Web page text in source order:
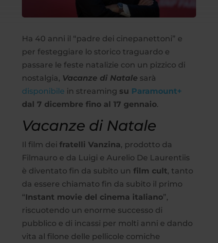
Ha 40 anni il “padre dei cinepanettoni” e
per festeggiare lo storico traguardo e
passare le feste natalizie con un pizzico di
nostalgia, Vacanze di Natale sarà
disponibile in streaming su Paramount+
dal 7 dicembre fino al 17 gennaio.
Vacanze di Natale
Il film dei fratelli Vanzina, prodotto da
Filmauro e da Luigi e Aurelio De Laurentiis
è diventato fin da subito un film cult, tanto
da essere chiamato fin da subito il primo
“Instant movie del cinema italiano”,
riscuotendo un enorme successo di
pubblico e di incassi per molti anni e dando
vita al filone delle pellicole comiche